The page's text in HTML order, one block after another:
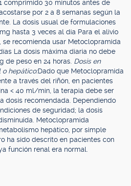
comprimido 30 minutos antes de
por 2 a 8 semanas según la
La dosis usual de formulaciones
hasta 3 veces al día Para el alivio
recomienda usar Metoclopramida
La dosis máxima diaria no debe
de peso en 24 horas. Dosis en
o hepático:Dado que Metoclopramida
a través del riñón, en pacientes
< 40 ml/min, la terapia debe ser
dosis recomendada. Dependiendo
de seguridad; la dosis
Metoclopramida
hepático, por simple
ha sido descrito en pacientes con
función renal era normal.